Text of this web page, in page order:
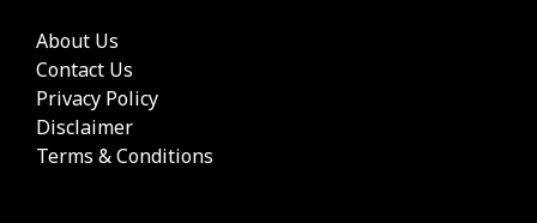
About Us
Contact Us
Privacy Policy
Disclaimer
Terms & Conditions